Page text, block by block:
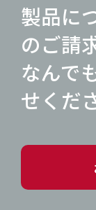
製品に
のご請
なんで
せくだ